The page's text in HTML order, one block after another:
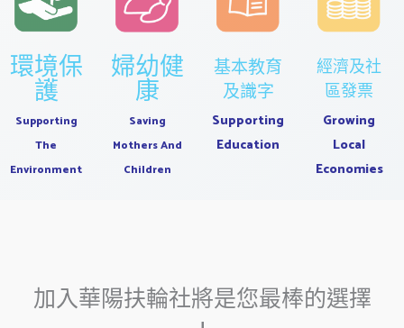
環境保
護
Supporting
The
Environment
婦幼健
康
Saving
Mothers And
Children
基本教育
及識字
Supporting
Education
經濟及社
區發票
Growing
Local
Economies
加入華陽扶輪社將是您最棒的選擇